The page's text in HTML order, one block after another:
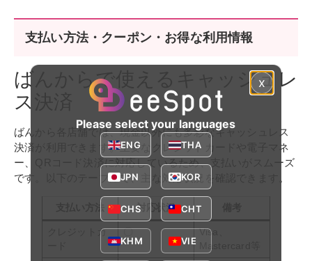
支払い方法・クーポン・お得な利用情報
ばんからで使えるキャッシュレ
ス決済
ばんから各店舗では、現金以外にも多彩なキャッシュレス
決済が利用できます。主要なクレジットカードや電子マネ
ー、QRコード決済に対応しているため、支払いがスムーズ
です。以下のテーブルで、主な対応状況を確認できます。
対応状況
クレジットカ
〇
Visa、
x
Please select your languages
ENG THA
JPN KOR
CHS CHT
KHM VIE